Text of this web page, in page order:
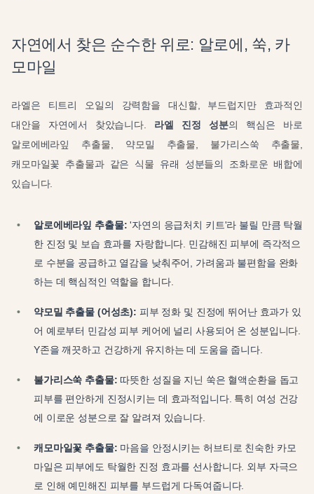
자연에서 찾은 순수한 위로: 알로에, 쑥, 카
모마일
라엘은 티트리 오일의 강력함을 대신할, 부드럽지만 효과적인
대안을 자연에서 찾았습니다. 라엘 진정 성분의 핵심은 바로
알로에베라잎 추출물, 약모밀 추출물, 불가리스쑥 추출물,
캐모마일꽃 추출물과 같은 식물 유래 성분들의 조화로운 배합에
있습니다.
알로에베라잎 추출물: '자연의 응급처치 키트'라 불릴 만큼 탁월
한 진정 및 보습 효과를 자랑합니다. 민감해진 피부에 즉각적으
로 수분을 공급하고 열감을 낮춰주어, 가려움과 불편함을 완화
하는 데 핵심적인 역할을 합니다.
약모밀 추출물 (어성초): 피부 정화 및 진정에 뛰어난 효과가 있
어 예로부터 민감성 피부 케어에 널리 사용되어 온 성분입니다.
Y존을 깨끗하고 건강하게 유지하는 데 도움을 줍니다.
불가리스쑥 추출물: 따뜻한 성질을 지닌 쑥은 혈액순환을 돕고
피부를 편안하게 진정시키는 데 효과적입니다. 특히 여성 건강
에 이로운 성분으로 잘 알려져 있습니다.
캐모마일꽃 추출물: 마음을 안정시키는 허브티로 친숙한 카모
마일은 피부에도 탁월한 진정 효과를 선사합니다. 외부 자극으
로 인해 예민해진 피부를 부드럽게 다독여줍니다.